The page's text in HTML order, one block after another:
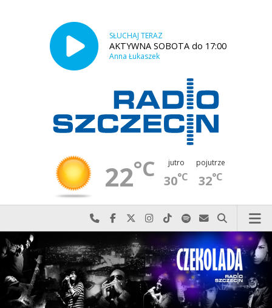
SŁUCHAJ TERAZ
AKTYWNA SOBOTA do 17:00
Anna Łukaszek
22°C jutro
30°C
pojutrze
32°C
Najlepiej po prostu do nas zadzwoń
Odwiedź nas na Facebook-u
Odwiedź nas na X
Odwiedź nas na Instagram-ie
Odwiedź nas na TikTok-u
Szukaj nas na Spotify
Wyślij do nas
Szukaj